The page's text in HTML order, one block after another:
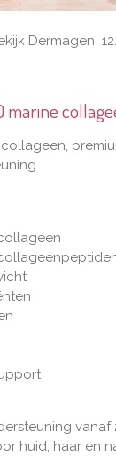
Dermagen
marine
vanaf
huid, haar en